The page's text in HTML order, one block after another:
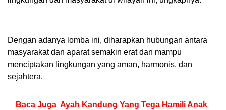
Dengan adanya lomba ini, diharapkan hubungan antara
masyarakat dan aparat semakin erat dan mampu
menciptakan lingkungan yang aman, harmonis, dan
sejahtera.
Baca Juga Ayah Kandung Yang Tega Hamili Anak